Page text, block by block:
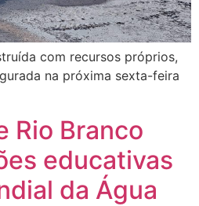
com recursos próprios,
na próxima sexta-feira
Rio Branco
educativas
da Água